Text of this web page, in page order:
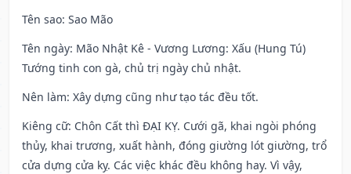
Tên sao: Sao Mão
Tên ngày: Mão Nhật Kê - Vương Lương: Xấu (Hung Tú)
Tướng tinh con gà, chủ trị ngày chủ nhật.
Nên làm: Xây dựng cũng như tạo tác đều tốt.
Kiêng cữ: Chôn Cất thì ĐẠI KỴ. Cưới gã, khai ngòi phóng
thủy, khai trương, xuất hành, đóng giường lót giường, trổ
cửa dựng cửa kỵ. Các việc khác đều không hay. Vì vậy,